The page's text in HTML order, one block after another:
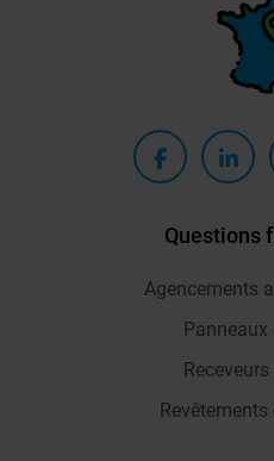
Questions
Agencements